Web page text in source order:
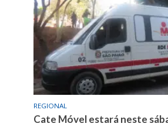
REGIONAL
Cate Móvel estará neste